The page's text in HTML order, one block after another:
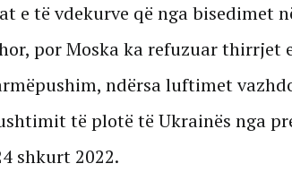
e të vdekurve që nga bisedimet
por Moska ka refuzuar thirrjet
ndërsa luftimet
të plotë të Ukrainës nga
shkurt 2022.